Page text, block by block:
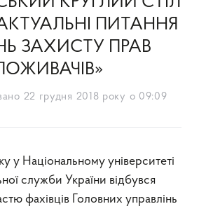
ПИТАННЯ
ЗАХИСТУ ПРАВ
22 грудня 2018 року о 09:09
у Національному університеті
служби України відбувся
фахівців Головних управлінь